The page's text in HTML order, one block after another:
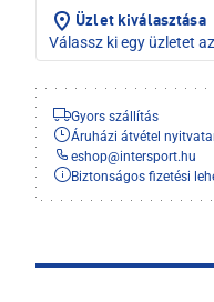
Üzlet kiválasztása
Válassz ki egy üzletet
Gyors szállítás
Áruházi átvétel
eshop@intersport.hu
Biztonságos fizetési